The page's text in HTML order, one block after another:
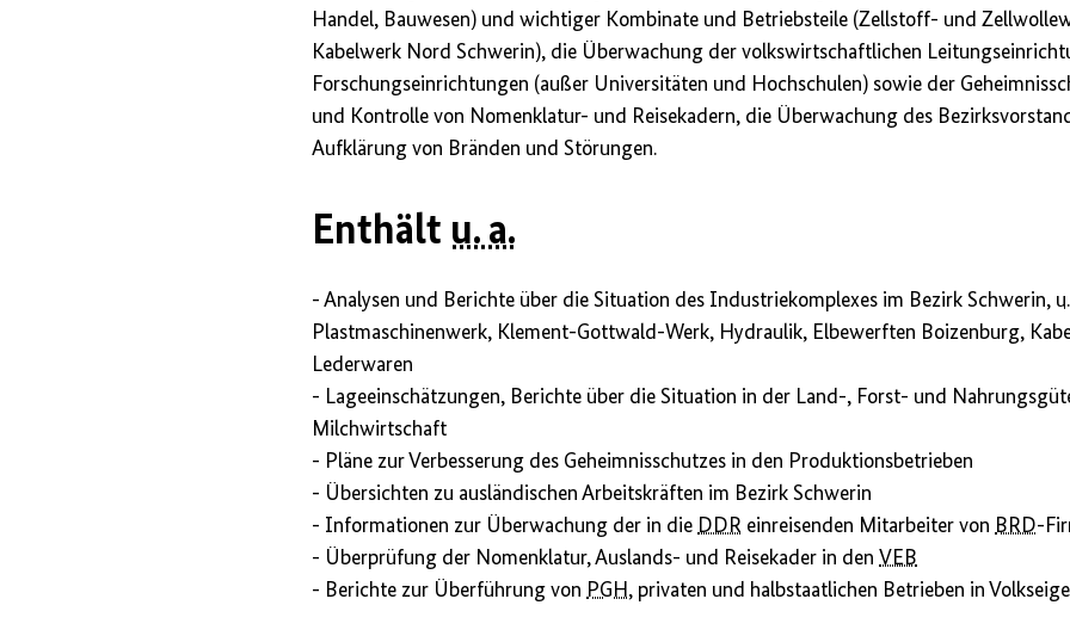
Handel, Bauwesen) und wichtiger Kombinate und Betriebsteile (Zellstoff- und
Kabelwerk Nord Schwerin), die Überwachung der volkswirtschaftlichen
Forschungseinrichtungen (außer Universitäten und Hochschulen) sowie der
und Kontrolle von Nomenklatur- und Reisekadern, die Überwachung des
Aufklärung von Bränden und Störungen.
Enthält u. a.
- Analysen und Berichte über die Situation des Industriekomplexes im Bezirk Schwerin,
Plastmaschinenwerk, Klement-Gottwald-Werk, Hydraulik, Elbewerften Boizenburg,
Lederwaren
- Lageeinschätzungen, Berichte über die Situation in der Land-, Forst- und
Milchwirtschaft
- Pläne zur Verbesserung des Geheimnisschutzes in den Produktionsbetrieben
- Übersichten zu ausländischen Arbeitskräften im Bezirk Schwerin
- Informationen zur Überwachung der in die DDR einreisenden Mitarbeiter von BRD-
- Überprüfung der Nomenklatur, Auslands- und Reisekader in denVEB
- Berichte zur Überführung von PGH , privaten und halbstaatlichen Betrieben in